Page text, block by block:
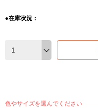
●在庫状況：
色やサイズを選んでください